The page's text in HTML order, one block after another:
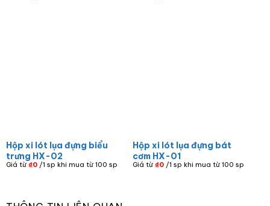
Hộp xi lót lụa đựng biểu
trưng HX-02
Giá từ ₫0/1 sp khi mua từ 100 sp
Hộp xi lót lụa đựng bát
cơm HX-01
Giá từ₫0 /1 sp khi mua từ 100 sp